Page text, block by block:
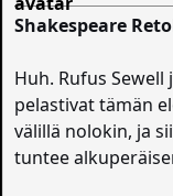
Shakespeare
Huh. Rufus
pelastivat tämän
välillä nolokin, ja
tuntee